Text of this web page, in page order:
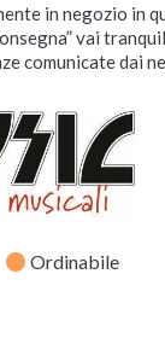
in negozio in
vai
comunicate dai
fiber_manual_record Ordinabile